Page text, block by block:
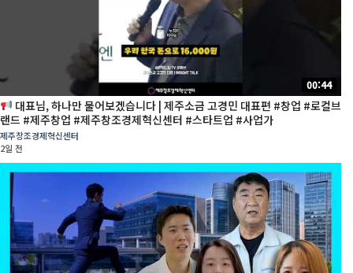
00:44
대표님, 하나만 물어보겠습니다 | 제주소금 고경민 대표편 #창업 #로컬브
랜드 #제주창업 #제주창조경제혁신센터 #스타트업 #사업가
제주창조경제혁신센터
2일 전